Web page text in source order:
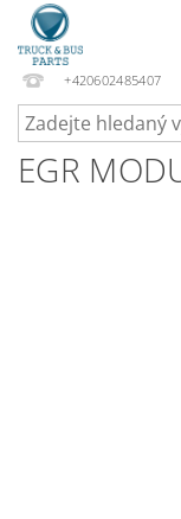
+420602485407
EGR